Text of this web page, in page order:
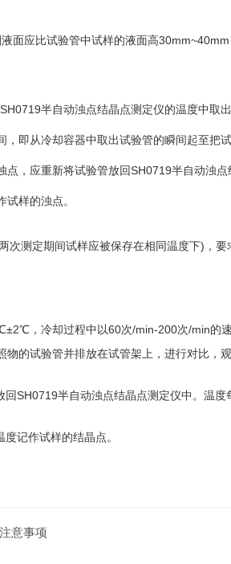
面应比试验管中试样的液面高
半自动浊点结晶点测定仪的温度中取
，即从冷却容器中取出试验管的瞬间起至
点，应重新将试验管放回SH0719半自动
样的浊点。
次测定期间试样应被保存在相同温度下)，要
，冷却过程中以60次/min-200次/min的
的试验管并排放在试管架上，进行对比，观
SH0719半自动浊点结晶点测定仪中。温
记作试样的结晶点。
意事项